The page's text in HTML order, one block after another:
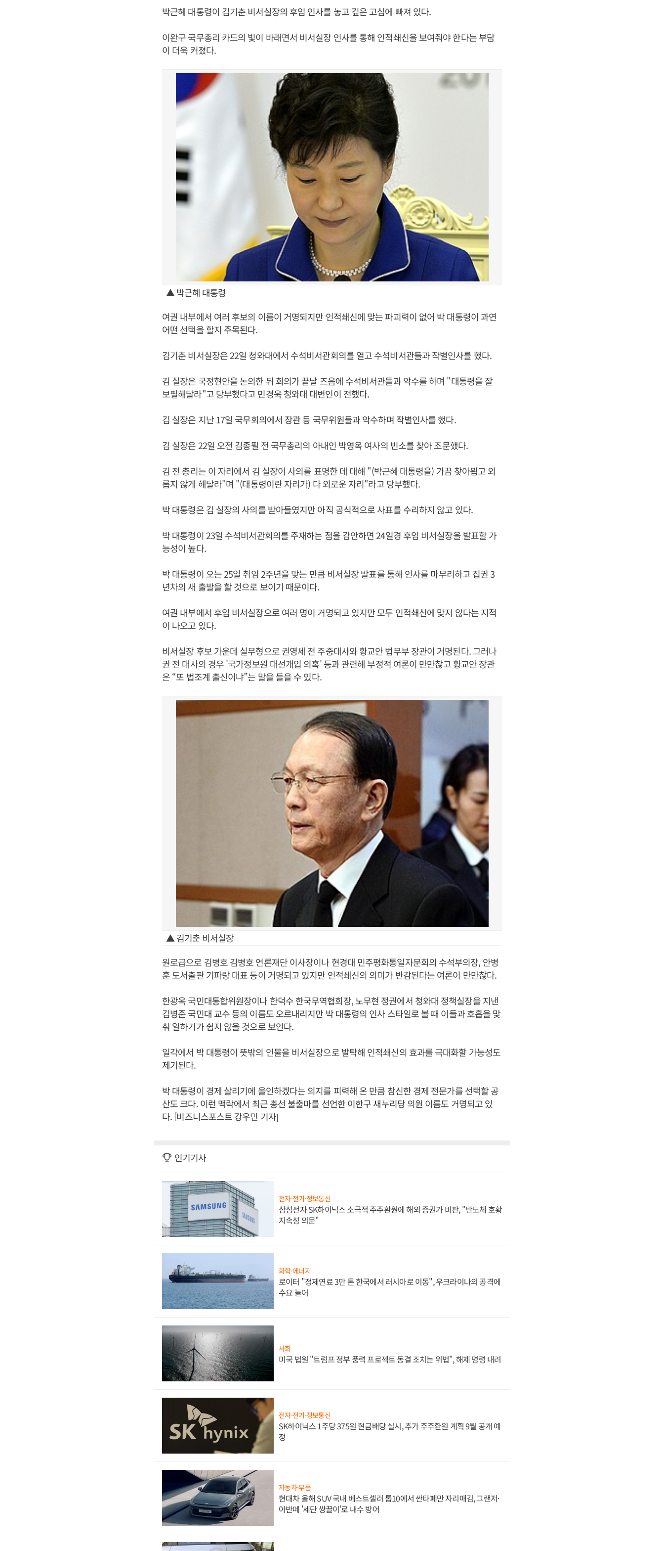
박근혜 대통령이 김기춘 비서실장의 후임 인사를 놓고 깊은 고심에 빠져 있다.
이완구 국무총리 카드의 빛이 바래면서 비서실장 인사를 통해 인적쇄신을 보여줘야 한다는 부담
이 더욱 커졌다.
▲ 박근혜 대통령
여권 내부에서 여러 후보의 이름이 거명되지만 인적쇄신에 맞는 파괴력이 없어 박 대통령이 과연
어떤 선택을 할지 주목된다.
김기춘 비서실장은 22일 청와대에서 수석비서관회의를 열고 수석비서관들과 작별인사를 했다.
김 실장은 국정현안을 논의한 뒤 회의가 끝날 즈음에 수석비서관들과 악수를 하며 "대통령을 잘
보필해달라"고 당부했다고 민경욱 청와대 대변인이 전했다.
김 실장은 지난 17일 국무회의에서 장관 등 국무위원들과 악수하며 작별인사를 했다.
김 실장은 22일 오전 김종필 전 국무총리의 아내인 박영옥 여사의 빈소를 찾아 조문했다.
김 전 총리는 이 자리에서 김 실장이 사의를 표명한 데 대해 "(박근혜 대통령을) 가끔 찾아뵙고 외
롭지 않게 해달라"며 "(대통령이란 자리가) 다 외로운 자리"라고 당부했다.
박 대통령은 김 실장의 사의를 받아들였지만 아직 공식적으로 사표를 수리하지 않고 있다.
박 대통령이 23일 수석비서관회의를 주재하는 점을 감안하면 24일경 후임 비서실장을 발표할 가
능성이 높다.
박 대통령이 오는 25일 취임 2주년을 맞는 만큼 비서실장 발표를 통해 인사를 마무리하고 집권 3
년차의 새 출발을 할 것으로 보이기 때문이다.
여권 내부에서 후임 비서실장으로 여러 명이 거명되고 있지만 모두 인적쇄신에 맞지 않다는 지적
이 나오고 있다.
비서실장 후보 가운데 실무형으로 권영세 전 주중대사와 황교안 법무부 장관이 거명된다. 그러나
권 전 대사의 경우 '국가정보원 대선개입 의혹' 등과 관련해 부정적 여론이 만만찮고 황교안 장관
은 “또 법조계 출신이냐”는 말을 들을 수 있다.
▲ 김기춘 비서실장
원로급으로 김병호 김병호 언론재단 이사장이나 현경대 민주평화통일자문회의 수석부의장, 안병
훈 도서출판 기파랑 대표 등이 거명되고 있지만 인적쇄신의 의미가 반감된다는 여론이 만만찮다.
한광옥 국민대통합위원장이나 한덕수 한국무역협회장, 노무현 정권에서 청와대 정책실장을 지낸
김병준 국민대 교수 등의 이름도 오르내리지만 박 대통령의 인사 스타일로 볼 때 이들과 호흡을 맞
춰 일하기가 쉽지 않을 것으로 보인다.
일각에서 박 대통령이 뜻밖의 인물을 비서실장으로 발탁해 인적쇄신의 효과를 극대화할 가능성도
제기된다.
박 대통령이 경제 살리기에 올인하겠다는 의지를 피력해 온 만큼 참신한 경제 전문가를 선택할 공
산도 크다. 이런 맥락에서 최근 총선 불출마를 선언한 이한구 새누리당 의원 이름도 거명되고 있
다. [비즈니스포스트 강우민 기자]
인기기사
전자·전기·정보통신
삼성전자 SK하이닉스 소극적 주주환원에 해외 증권가 비판, "반도체 호황
지속성 의문"
화학·에너지
로이터 "정제연료 3만 톤 한국에서 러시아로 이동", 우크라이나의 공격에
수요 늘어
사회
미국 법원 "트럼프 정부 풍력 프로젝트 동결 조치는 위법", 해제 명령 내려
전자·전기·정보통신
SK하이닉스 1주당 375원 현금배당 실시, 추가 주주환원 계획 9월 공개 예
정
자동차·부품
현대차 올해 SUV 국내 베스트셀러 톱10에서 싼타페만 자리매김, 그랜저·
아반떼 '세단 쌍끌이'로 내수 방어